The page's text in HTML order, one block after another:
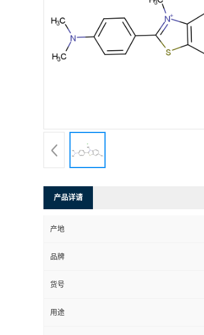
产品详请
产地
品牌
货号
用途